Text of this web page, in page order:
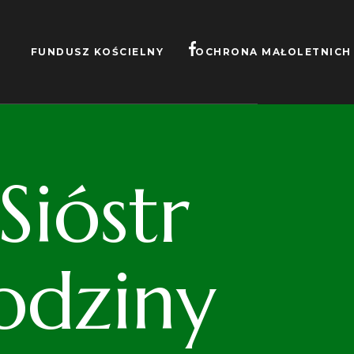
FUNDUSZ KOŚCIELNY OCHRONA MAŁOLETNICH